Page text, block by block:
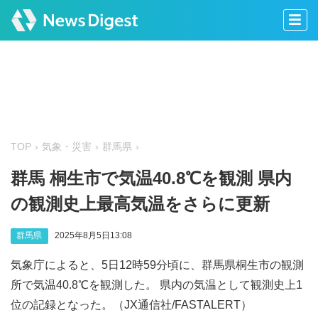
TOP 気象・災害 群馬県
群馬 桐生市で気温40.8℃を観測 県内
の観測史上最高気温をさらに更新
群馬県 2025年8月5日13:08
気象庁によると、5日12時59分頃に、群馬県桐生市の観測
所で気温40.8℃を観測した。 県内の気温として観測史上1
位の記録となった。（JX通信社/FASTALERT）